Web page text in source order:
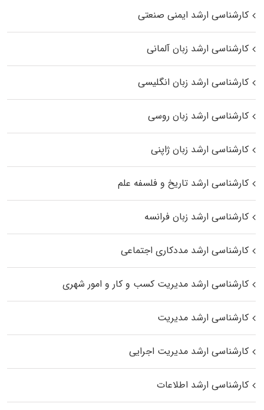
کارشناسی ارشد ایمنی صنعتی
کارشناسی ارشد زبان آلمانی
کارشناسی ارشد زبان انگلیسی
کارشناسی ارشد زبان روسی
کارشناسی ارشد زبان ژاپنی
کارشناسی ارشد تاریخ و فلسفه علم
کارشناسی ارشد زبان فرانسه
کارشناسی ارشد مددکاری اجتماعی
کارشناسی ارشد مدیریت کسب و کار و امور شهری
کارشناسی ارشد مدیریت
کارشناسی ارشد مدیریت اجرایی
کارشناسی ارشد اطلاعات